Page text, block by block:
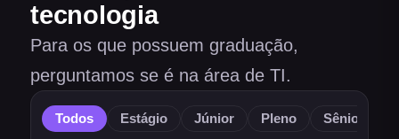
tecnologia
Para os que possuem graduação,
perguntamos se é na área de TI.
Todos Estágio Júnior Pleno Sênior